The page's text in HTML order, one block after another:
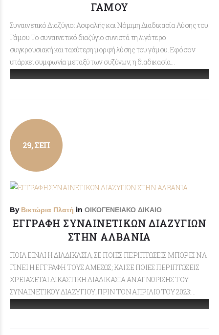
ΓΆΜΟΥ
Συναινετικό Διαζύγιο: Ασφαλής και Νόμιμη Διαδικασία Λύσης του
Γάμου Το συναινετικό διαζύγιο συνιστά τη λιγότερο
συγκρουσιακή και ταχύτερη μορφή λύσης του γάμου. Εφόσον
υπάρχει συμφωνία μεταξύ των συζύγων, η διαδικασία…
29, ΣΕΠ
By Βικτώρια Πλατή in ΟΙΚΟΓΕΝΕΙΑΚΟ ΔΙΚΑΙΟ
ΕΓΓΡΑΦΗ ΣΥΝΑΙΝΕΤΙΚΩΝ ΔΙΑΖΥΓΙΩΝ
ΣΤΗΝ ΑΛΒΑΝΙΑ
ΠΟΙΑ ΕΙΝΑΙ Η ΔΙΑΔΙΚΑΣΙΑ; ΣΕ ΠΟΙΕΣ ΠΕΡΙΠΤΩΣΕΙΣ ΜΠΟΡΕΙ ΝΑ
ΓΙΝΕΙ Η ΕΓΓΡΑΦΗ ΤΟΥΣ ΑΜΕΣΩΣ; ΚΑΙ ΣΕ ΠΟΙΕΣ ΠΕΡΙΠΤΩΣΕΙΣ
ΧΡΕΙΑΖΕΤΑΙ ΔΙΚΑΣΤΙΚΗ ΔΙΑΔΙΚΑΣΙΑ ΑΝΑΓΝΩΡΙΣΗΣ ΤΟΥ
ΣΥΝΑΙΝΕΤΙΚΟΥ ΔΙΑΖΥΓΙΟΥ; ΠΡΙΝ ΤΟΝ ΑΠΡΙΛΙΟ ΤΟΥ 2023:…